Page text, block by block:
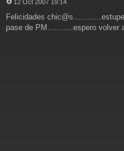
e
n
12 Oct 2007 19:14
Felicidades
pase de PM...........espero volver